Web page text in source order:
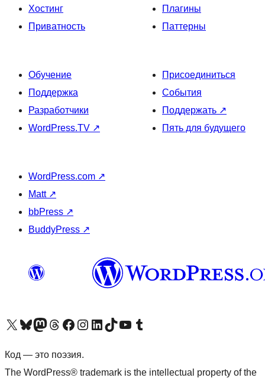
Хостинг
Приватность
Плагины
Паттерны
Обучение
Поддержка
Разработчики
WordPress.TV ↗
Присоединиться
События
Поддержать ↗
Пять для будущего
WordPress.com ↗
Matt ↗
bbPress ↗
BuddyPress ↗
Посетите нас в X (ранее Twitter)
Посетите нашу учётную запись в Bluesky
Посетите нашу ленту в Mastodon
Посетите нашу учётную запись в Threads
Посетите нашу страницу на Facebook
Посетите наш Instagram
Посетите нашу страницу в LinkedIn
Посетите нашу учётную запись в TikTok
Посетите наш канал YouTube
Посетите нашу учётную запись в Tumblr
Код — это поэзия.
The WordPress® trademark is the intellectual property of the